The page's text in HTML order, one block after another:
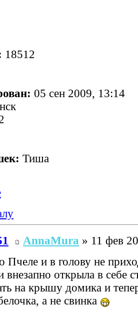
18512
05 сен 2009, 13:14
Тиша
AnnaMura » 11 фев
Пчеле и в голову не
открыла в себе
на крышу домика и
а не свинка